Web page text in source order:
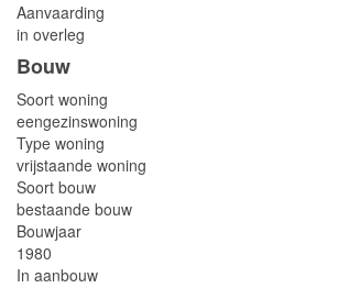
Aanvaarding
in overleg
Bouw
Soort woning
eengezinswoning
Type woning
vrijstaande woning
Soort bouw
bestaande bouw
Bouwjaar
1980
In aanbouw